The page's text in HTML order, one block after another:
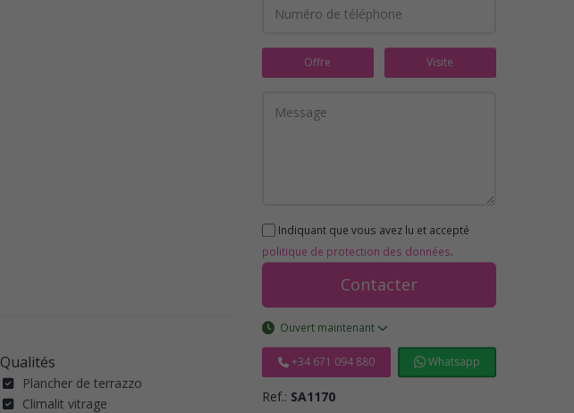
Qualités
Plancher de terrazzo
Climalit vitrage
Offre Visite
Indiquant que vous avez lu et accepté
politique de protection des données.
Contacter
Ouvert maintenant
+34 671 094 880 Whatsapp
Ref.: SA1170